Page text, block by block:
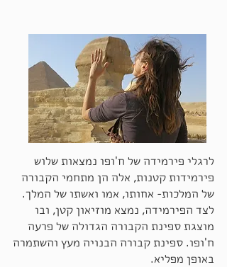
לרגלי פירמידה של ח'ופו נמצאות שלוש
פירמידות קטנות, אלה הן מתחמי הקבורה
של המלכות- אחותו, אמו ואשתו של המלך.
לצד הפירמידה, נמצא מוזיאון קטן, ובו
מוצגת ספינת הקבורה הגדולה של פרעה
ח'ופו. ספינת קבורה הבנויה מעץ והשתמרה
באופן מפליא.